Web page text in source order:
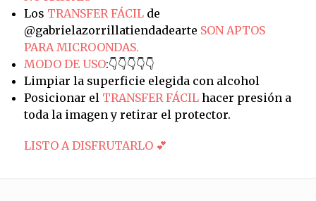
Los TRANSFER FÁCILde
@gabrielazorrillatiendadearte SON APTOS
PARA MICROONDAS.
MODO DE USO:👇👇👇👇👇
Limpiar la superficie elegida con alcohol
Posicionar el TRANSFER FÁCILhacer presión a
toda la imagen y retirar el protector.
LISTO A DISFRUTARLO 💕